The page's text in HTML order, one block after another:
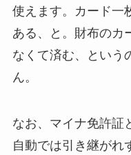
使えます。カード一
ある、と。財布のカ
なくて済む、という
ん。
なお、マイナ免許証
自動では引き継がれ